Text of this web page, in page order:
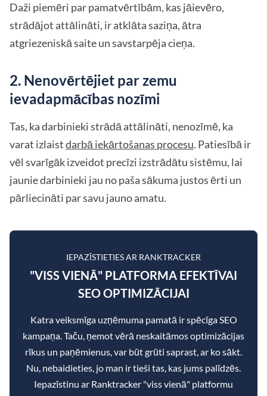
Daži piemēri par pamatvērtībām, kas jāievēro,
strādājot attālināti, ir atklāta saziņa, ātra
atgriezeniskā saite un savstarpēja cieņa.
2. Nenovērtējiet par zemu
ievadapmācības nozīmi
Tas, ka darbinieki strādā attālināti, nenozīmē, ka
varat izlaistdarbā iekārtošanas procesu. Patiesībā ir
vēl svarīgāk izveidot precīzi izstrādātu sistēmu, lai
jaunie darbinieki jau no paša sākuma justos ērti un
pārliecināti par savu jauno amatu.
IEPAZĪSTIETIES AR RANKTRACKER
"VISS VIENĀ" PLATFORMA EFEKTĪVAI
SEO OPTIMIZĀCIJAI
Katra veiksmīga uzņēmuma pamatā ir spēcīga SEO
kampaņa. Taču, ņemot vērā neskaitāmos optimizācijas
rīkus un paņēmienus, var būt grūti saprast, ar ko sākt.
Nu, nebaidieties, jo man ir tieši tas, kas jums palīdzēs.
Iepazīstinu ar Ranktracker "viss vienā" platformu